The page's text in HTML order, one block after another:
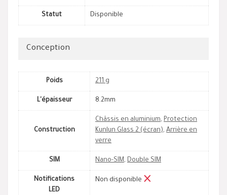
Statut Disponible
Conception
Poids 211 g
L'épaisseur 8.2mm
Construction
Châssis en aluminium, Protection
Kunlun Glass 2 (écran), Arrière en
verre
SIM Nano-SIM, Double SIM
Notifications
LED
Non disponible